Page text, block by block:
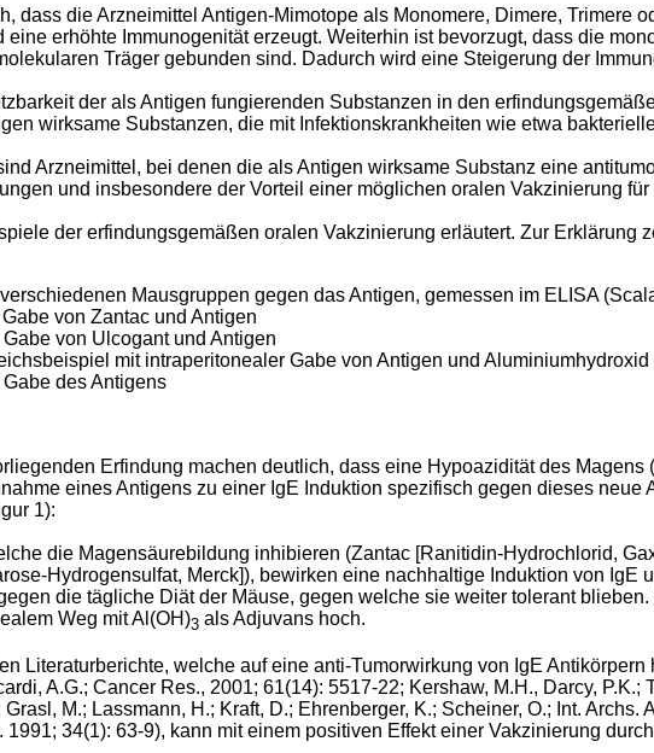
dass die Arzneimittel Antigen-Mimotope als Monomere, Dimere, Trimere
eine erhöhte Immunogenität erzeugt. Weiterhin ist bevorzugt, dass die
Träger gebunden sind. Dadurch wird eine Steigerung der
der als Antigen fungierenden Substanzen in den
wirksame Substanzen, die mit Infektionskrankheiten wie etwa
Arzneimittel, bei denen die als Antigen wirksame Substanz eine
und insbesondere der Vorteil einer möglichen oralen Vakzinierung
der erfindungsgemäßen oralen Vakzinierung erläutert. Zur Erklärung
Mausgruppen gegen das Antigen, gemessen im ELISA
von Zantac und Antigen
Gabe von Ulcogant und Antigen
mit intraperitonealer Gabe von Antigen und
Gabe des Antigens
Erfindung machen deutlich, dass eine Hypoazidität des
eines Antigens zu einer IgE Induktion spezifisch gegen dieses
1):
die Magensäurebildung inhibieren (Zantac [Ranitidin-Hydrochlorid,
Hydrogensulfat, Merck]), bewirken eine nachhaltige Induktion von
die tägliche Diät der Mäuse, gegen welche sie weiter tolerant
Weg mit Al(OH)3 als Adjuvans hoch.
Literaturberichte, welche auf eine anti-Tumorwirkung von IgE
A.G.; Cancer Res., 2001; 61(14): 5517-22; Kershaw, M.H., Darcy,
M.; Lassmann, H.; Kraft, D.; Ehrenberger, K.; Scheiner, O.; Int.
1991; 34(1): 63-9), kann mit einem positiven Effekt einer Vakzinierung